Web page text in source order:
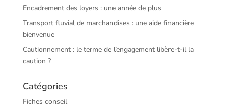
Encadrement des loyers : une année de plus
Transport fluvial de marchandises : une aide financière
bienvenue
Cautionnement : le terme de l’engagement libère-t-il la
caution ?
Catégories
Fiches conseil